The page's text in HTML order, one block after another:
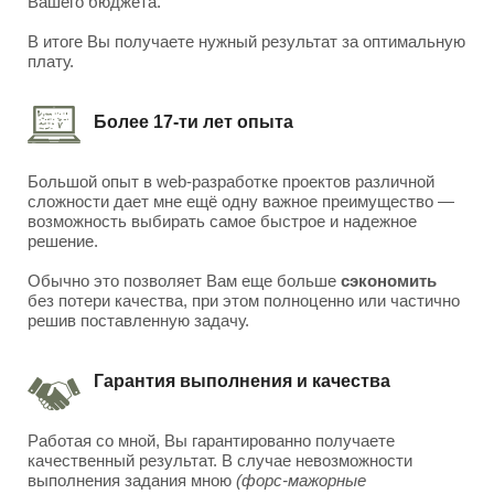
В итоге Вы получаете нужный результат за оптимальную
плату.
Более 17-ти лет опыта
Большой опыт в web-разработке проектов различной
сложности дает мне ещё одну важное преимущество —
возможность выбирать самое быстрое и надежное
решение.
Обычно это позволяет Вам еще больше сэкономить
без потери качества, при этом полноценно или частично
решив поставленную задачу.
Гарантия выполнения и качества
Работая со мной, Вы гарантированно получаете
качественный результат. В случае невозможности
выполнения задания мною (форс-мажорные